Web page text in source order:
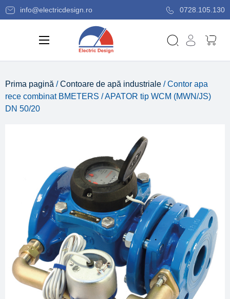
info@electricdesign.ro 0728.105.130
Prima pagină /Contoare de apă industriale / Contor apa
rece combinat BMETERS / APATOR tip WCM (MWN/JS)
DN 50/20